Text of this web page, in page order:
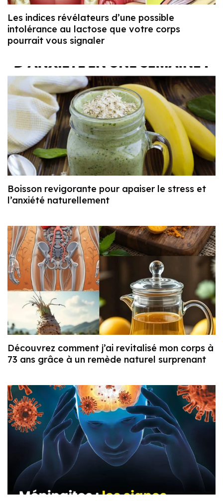
Les indices révélateurs d’une possible
intolérance au lactose que votre corps
pourrait vous signaler
Boisson revigorante pour apaiser le stress et
l’anxiété naturellement
Découvrez comment j’ai revitalisé mon corps à
73 ans grâce à un remède naturel surprenant